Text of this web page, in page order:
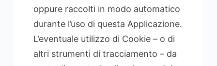
oppure raccolti in modo automatico
durante l’uso di questa Applicazione.
L’eventuale utilizzo di Cookie – o di
altri strumenti di tracciamento – da